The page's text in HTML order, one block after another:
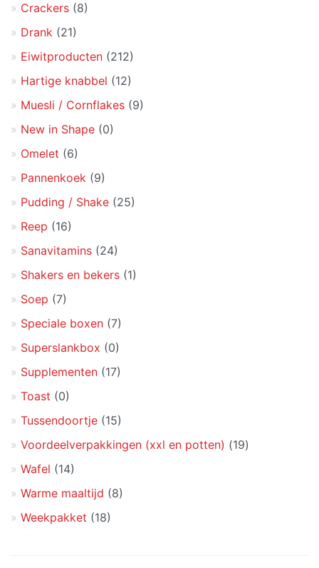
Crackers (8)
Drank (21)
Eiwitproducten (212)
Hartige knabbel (12)
Muesli / Cornflakes (9)
New in Shape (0)
Omelet (6)
Pannenkoek (9)
Pudding / Shake (25)
Reep (16)
Sanavitamins (24)
Shakers en bekers (1)
Soep (7)
Speciale boxen (7)
Superslankbox (0)
Supplementen (17)
Toast (0)
Tussendoortje (15)
Voordeelverpakkingen (xxl en potten) (19)
Wafel (14)
Warme maaltijd (8)
Weekpakket (18)